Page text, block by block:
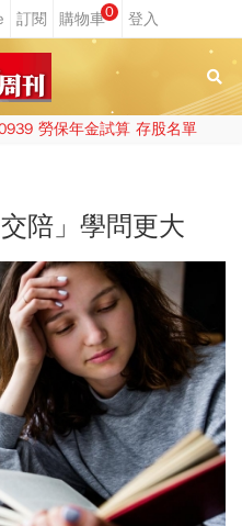
0
勞保年金試算 存股名單
陪」學問更大